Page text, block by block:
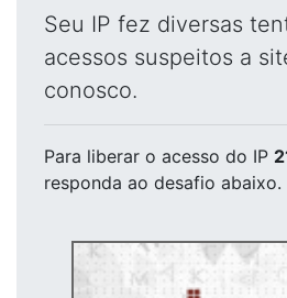
Seu IP fez diversas
acessos suspeitos a
conosco.
Para liberar o acesso do IP
responda ao desafio abaixo.